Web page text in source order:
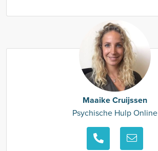
Maaike Cruijssen
Psychische Hulp Online